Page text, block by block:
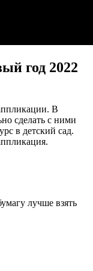
год 2022
В
сделать с ними
в детский сад.
лучше взять